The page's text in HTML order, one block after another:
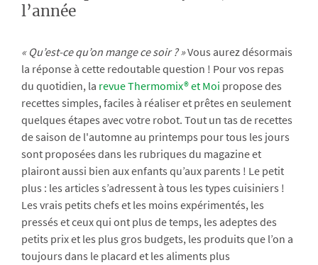
l’année
« Qu’est-ce qu’on mange ce soir ? »Vous aurez désormais
la réponse à cette redoutable question ! Pour vos repas
du quotidien, la revue Thermomix® et Moi propose des
recettes simples, faciles à réaliser et prêtes en seulement
quelques étapes avec votre robot. Tout un tas de recettes
de saison de l'automne au printemps pour tous les jours
sont proposées dans les rubriques du magazine et
plairont aussi bien aux enfants qu’aux parents ! Le petit
plus : les articles s’adressent à tous les types cuisiniers !
Les vrais petits chefs et les moins expérimentés, les
pressés et ceux qui ont plus de temps, les adeptes des
petits prix et les plus gros budgets, les produits que l’on a
toujours dans le placard et les aliments plus